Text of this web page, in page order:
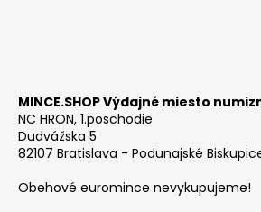
MINCE.SHOP Výdajné miesto
NC HRON, 1.poschodie
Dudvážska 5
82107 Bratislava - Podunajské
Obehové euromince nevykupujeme!